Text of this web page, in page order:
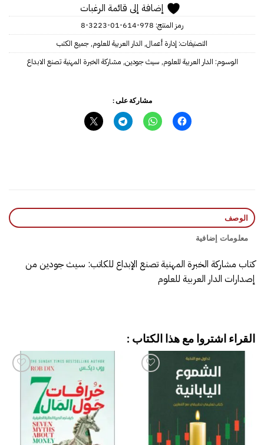
إضافة إلى قائمة الرغبات
رمز المنتج: 978-614-01-3223-8
التصنيفات: إدارة أعمال, الدار العربية للعلوم,جميع الكتب
الوسوم: الدار العربية للعلوم‎, سيث جودين,
مشاركة على :
الوصف
معلومات إضافية
كتاب ‎مشاركة الخبرة المهنية تصنع الإبداع‎ للكاتب: سيث جودين‎ من
إصدارات الدار العربية للعلوم
القراء اشتروا مع هذا الكتاب :